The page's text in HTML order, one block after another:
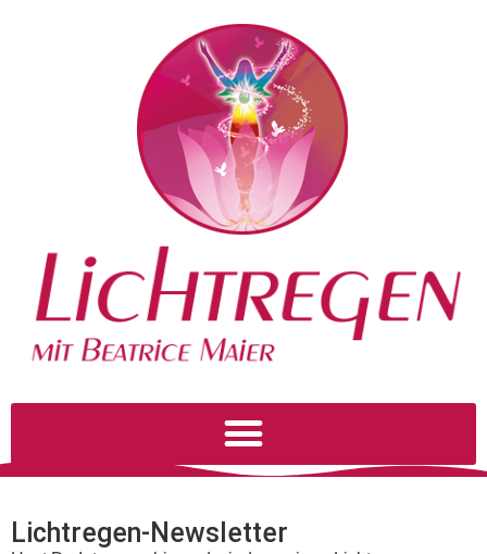
Lichtregen-Newsletter